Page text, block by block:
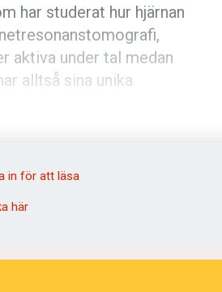
har studerat hur hjärnan
aktiva under tal medan
alltså sina unika
kan vara ett bevis för att
in för att läsa
här